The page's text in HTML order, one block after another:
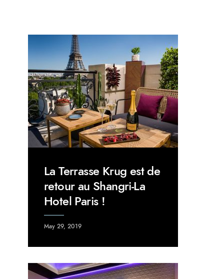
La Terrasse Krug est de
retour au Shangri-La
Hotel Paris !
May 29, 2019